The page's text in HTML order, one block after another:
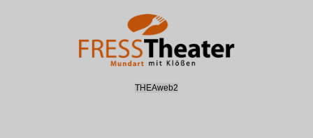
THEAweb2